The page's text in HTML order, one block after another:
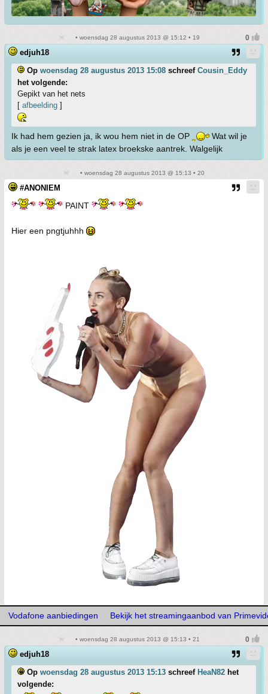
• woensdag 28 augustus 2013 @ 15:12 • 19
edjuh18
Op woensdag 28 augustus 2013 15:08 schreef Cousin_Eddy
het volgende:
Gepikt van het nets
[ afbeelding ]
Ik had hem gezien ja, ik wou hem niet in de OP
Wat wil je
als je een veel te strak latex broekske aantrek. Walgelijk
• woensdag 28 augustus 2013 @ 15:13 • 20
#ANONIEM
PAINT
Hier een pngtjuhhh
Vodafone aanbiedingen Bekijk het streamingaanbod van
• woensdag 28 augustus 2013 @ 15:13 • 21
edjuh18
Op woensdag 28 augustus 2013 15:13 schreef HeaN82 het
volgende: